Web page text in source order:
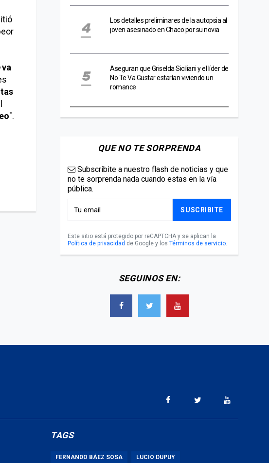
va
".
Los detalles preliminares de la autopsia al
joven asesinado en Chaco por su novia
Aseguran que Griselda Siciliani y el líder de
No Te Va Gustar estarían viviendo un
romance
QUE NO TE SORPRENDA
Subscribite a nuestro flash de noticias y que
no te sorprenda nada cuando estas en la vía
pública.
SUSCRIBITE
Este sitio está protegido por reCAPTCHA y se aplican la
Política de privacidad de Google y los Términos de servicio.
SEGUINOS EN:
TAGS
FERNANDO BÁEZ SOSA LUCIO DUPUY